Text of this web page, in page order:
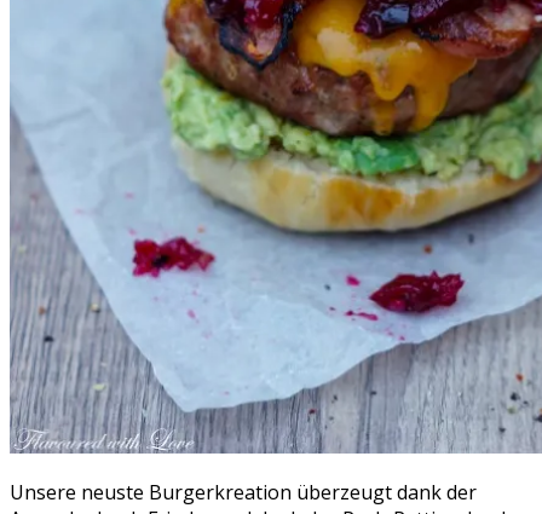
Unsere neuste Burgerkreation überzeugt dank der